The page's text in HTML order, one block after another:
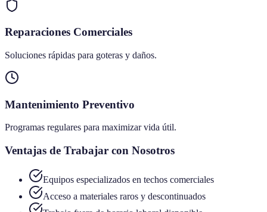
Reparaciones Comerciales
Soluciones rápidas para goteras y daños.
Mantenimiento Preventivo
Programas regulares para maximizar vida útil.
Ventajas de Trabajar con Nosotros
Equipos especializados en techos comerciales
Acceso a materiales raros y descontinuados